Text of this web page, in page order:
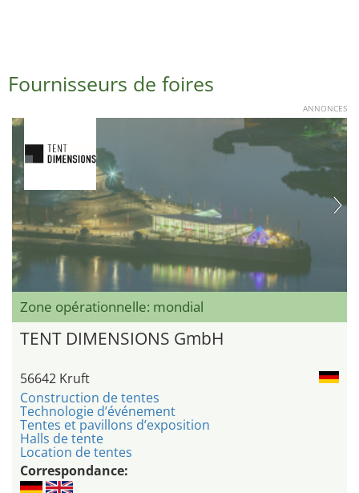
Fournisseurs de foires
ANNONCES
Zone opérationnelle: mondial
TENT DIMENSIONS GmbH
56642 Kruft
Construction de tentes
Technologie d’événement
Tentes et pavillons d’exposition
Halls de tente
Location de tentes
Correspondance: